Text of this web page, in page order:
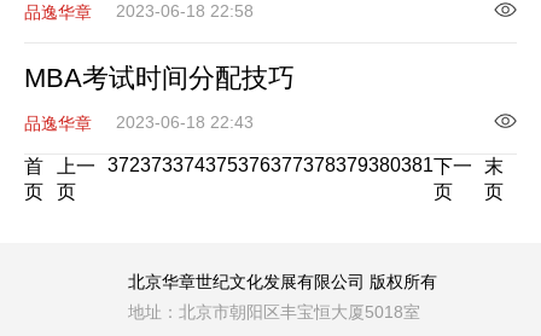
品逸华章 2023-06-18 22:58
MBA考试时间分配技巧
品逸华章 2023-06-18 22:43
首
页
上一
页
372373374375376377378379380381下一
页
末
页
北京华章世纪文化发展有限公司 版权所有
地址：北京市朝阳区丰宝恒大厦5018室